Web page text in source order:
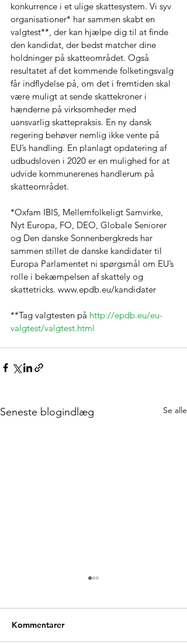
konkurrence i et ulige skattesystem. Vi syv
organisationer* har sammen skabt en
valgtest**, der kan hjælpe dig til at finde
den kandidat, der bedst matcher dine
holdninger på skatteområdet. Også
resultatet af det kommende folketingsvalg
får indflydelse på, om det i fremtiden skal
være muligt at sende skattekroner i
hænderne på virksomheder med
uansvarlig skattepraksis. En ny dansk
regering behøver nemlig ikke vente på
EU’s handling. En planlagt opdatering af
udbudsloven i 2020 er en mulighed for at
udvide kommunerenes handlerum på
skatteområdet.
*Oxfam IBIS, Mellemfolkeligt Samvirke,
Nyt Europa, FO, DEO, Globale Seniorer
og Den danske Sonnenbergkreds har
sammen stillet de danske kandidater til
Europa Parlamentet ni spørgsmål om EU’s
rolle i bekæmpelsen af skattely og
skattetricks. www.epdb.eu/kandidater
**Tag valgtesten på http://epdb.eu/eu-
valgtest/valgtest.html
Seneste blogindlæg Se alle
Kommentarer